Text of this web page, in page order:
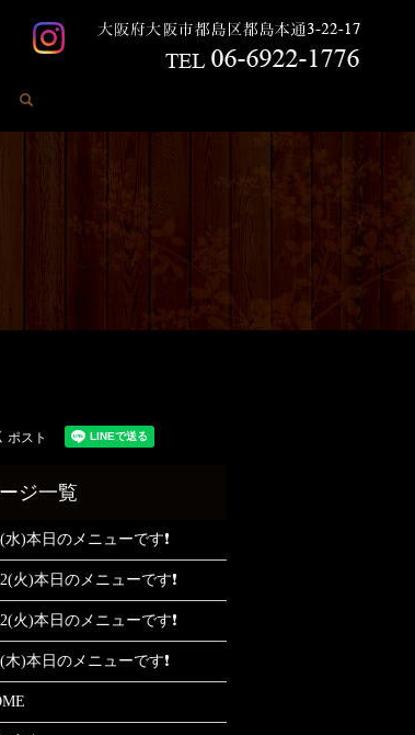
水)本日のメニューです❗
火)本日のメニューです❗
火)本日のメニューです❗
木)本日のメニューです❗